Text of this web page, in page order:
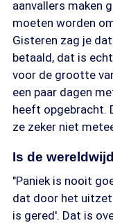
aanvallers maken
moeten worden
Gisteren zag je
betaald, dat is
voor de grootte
een paar dagen
heeft opgebracht.
ze zeker niet
Is de
"Paniek is nooit
dat door het
is gered'. Dat is